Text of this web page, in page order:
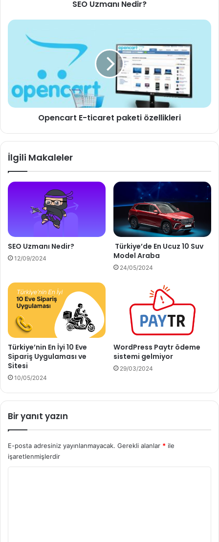
SEO Uzmanı Nedir?
Opencart
Opencart E-ticaret paketi özellikleri
İlgili Makaleler
SEO Uzmanı Nedir?
12/09/2024
Türkiye’de En Ucuz 10 Suv
Model Araba
24/05/2024
Türkiye’nin En İyi 10 Eve
Sipariş Uygulaması ve
Sitesi
10/05/2024
WordPress Paytr ödeme
sistemi gelmiyor
29/03/2024
Bir yanıt yazın
E-posta adresiniz yayınlanmayacak. Gerekli alanlar * ile
işaretlenmişlerdir